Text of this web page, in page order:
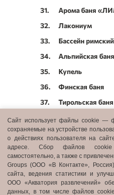
31.
Арома баня
32.
Лакониум
33.
Бассейн римский
34.
Альпийская
35.
Купель
36.
Финская баня
37.
Тирольская баня
38.
Русские бани
39.
Арома баня
40.
Арома баня
41.
WC
42.
Лифт
Сайт использует файлы cookie —
сохраняемые на устройстве
о действиях пользователя на
адресе. Сбор файлов cookie
самостоятельно, а также с
Groups (ООО «В Контакте»,
сайта, ведения статистики и
ООО «Акватория развлечений»
данных, в том числе файлов